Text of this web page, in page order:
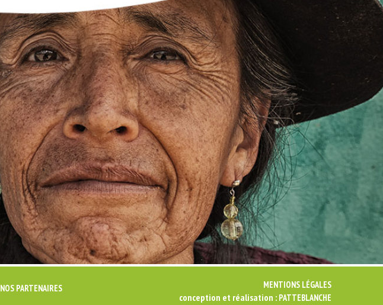
NOS PARTENAIRES MENTIONS LÉGALES
conception et réalisation : PATTEBLANCHE